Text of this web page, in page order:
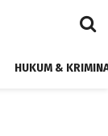
HUKUM &